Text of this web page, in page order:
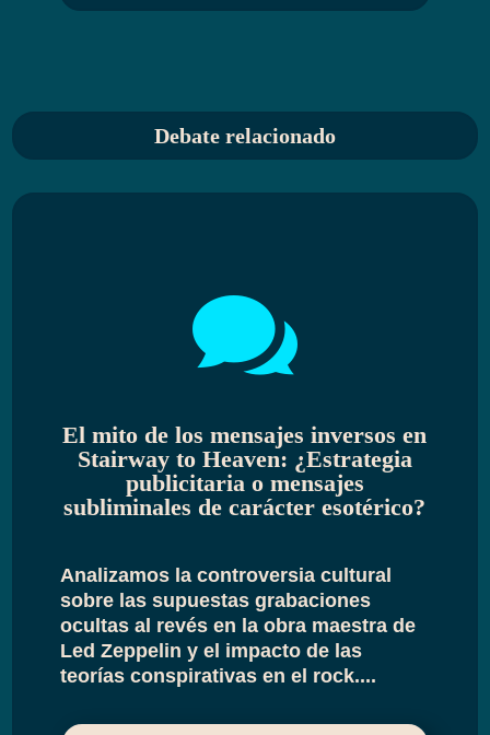
Debate relacionado

El mito de los mensajes inversos en
Stairway to Heaven: ¿Estrategia
publicitaria o mensajes
subliminales de carácter esotérico?
Analizamos la controversia cultural
sobre las supuestas grabaciones
ocultas al revés en la obra maestra de
Led Zeppelin y el impacto de las
teorías conspirativas en el rock....